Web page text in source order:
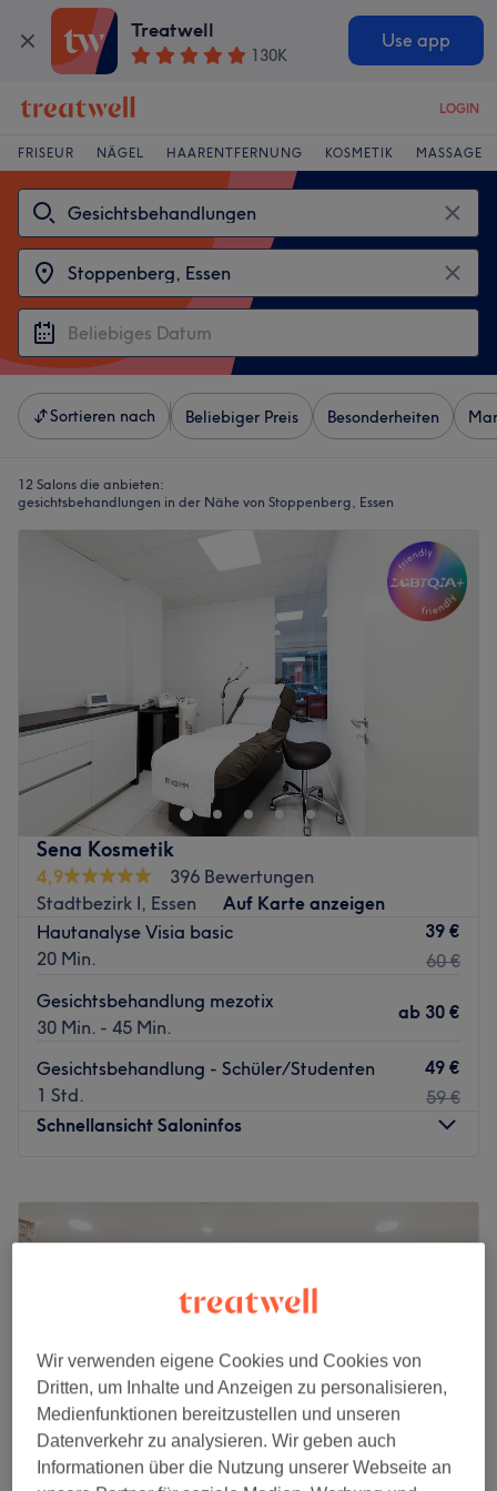
Treatwell
130K
Use app
LOGIN
FRISEUR NÄGEL HAARENTFERNUNG KOSMETIK MASSAGE
Sortieren nach Beliebiger Preis Besonderheiten
12 Salons die anbieten:
gesichtsbehandlungen in der Nähe von Stoppenberg, Essen
Sena Kosmetik
4,9
396 Bewertungen
Stadtbezirk I, Essen
Auf Karte anzeigen
Hautanalyse Visia basic
20 Min.
39 €
60 €
Gesichtsbehandlung mezotix
30 Min. - 45 Min.
ab 30 €
Gesichtsbehandlung - Schüler/Studenten
1 Std.
49 €
59 €
Schnellansicht Saloninfos
Mittwoch
10:30–18:00
Um einen müden und matten Teint zum Strahlen zu
bringen, solltest du dem Beautysalon Sena Kosmetik in
der Lindenallee 79 einen Besuch abstatten. Mit seiner
zentralen Lage ist dieser tolle Salon in der Essener
Wir verwenden eigene Cookies und Cookies von
Dritten, um Inhalte und Anzeigen zu personalisieren,
Medienfunktionen bereitzustellen und unseren
Datenverkehr zu analysieren. Wir geben auch
Informationen über die Nutzung unserer Webseite an